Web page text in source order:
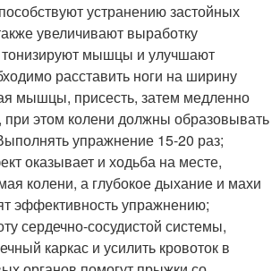
устранению застойных
увеличивают выработку
тонизируют мышцы и улучшают
расставить ноги на ширину
мышцы, присесть, затем медленно
при этом колени должны образовывать
упражнение 15-20 раз;
оказывает и ходьба на месте,
колени, а глубокое дыхание и махи
эффективность упражнению;
сердечно-сосудистой системы,
каркас и усилить кровоток в